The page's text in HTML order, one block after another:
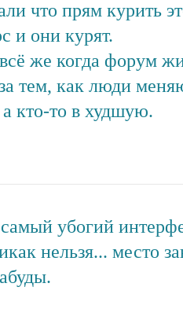
что прям курить
и они курят.
же когда форум
тем, как люди
а кто-то в худшую.
убогий
нельзя... место